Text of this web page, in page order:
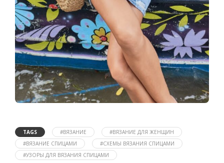
TAGS #ВЯЗАНИЕ
#ВЯЗАНИЕ ДЛЯ ЖЕНЩИН
#ВЯЗАНИЕ СПИЦАМИ
#СХЕМЫ ВЯЗАНИЯ СПИЦАМИ
#УЗОРЫ ДЛЯ ВЯЗАНИЯ СПИЦАМИ